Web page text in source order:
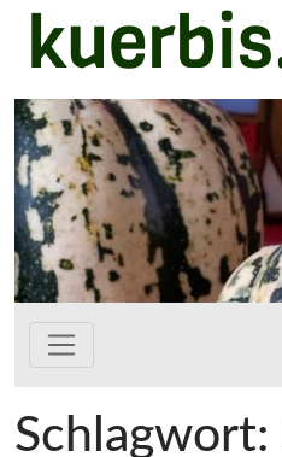
Zum Hauptinhalt springen
Schlagwort: